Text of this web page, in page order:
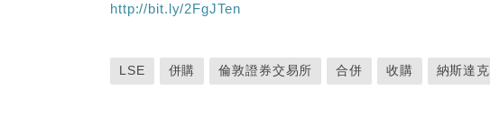
http://bit.ly/2FgJTen
LSE 併購 倫敦證券交易所 合併 收購 納斯達克